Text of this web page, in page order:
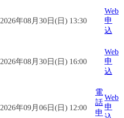
2026年08月30日(日) 13:30
Web
申
込
2026年08月30日(日) 16:00
Web
申
込
2026年09月06日(日) 12:00
電
話
申
Web
申